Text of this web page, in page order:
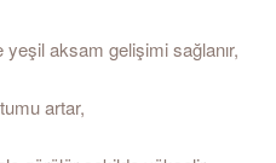
yeşil aksam gelişimi sağlanır,
artar,